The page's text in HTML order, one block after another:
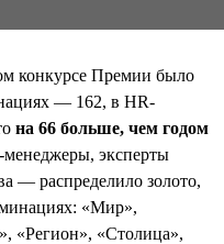
конкурсе Премии было
— 162, в HR-
на 66 больше, чем годом
эксперты
— распределило золото,
«Мир»,
«Регион», «Столица»,